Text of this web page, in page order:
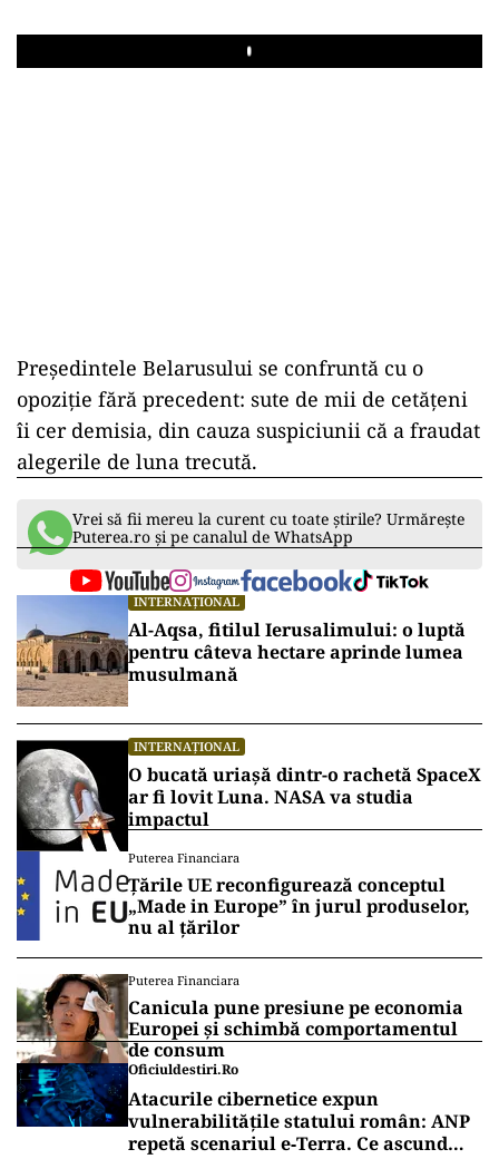
Play
Președintele Belarusului se confruntă cu o
opoziție fără precedent: sute de mii de cetățeni
îi cer demisia, din cauza suspiciunii că a fraudat
alegerile de luna trecută.
Vrei să fii mereu la curent cu toate știrile? Urmărește
Puterea.ro și pe canalul de WhatsApp
INTERNAȚIONAL
Al-Aqsa, fitilul Ierusalimului: o luptă
pentru câteva hectare aprinde lumea
musulmană
INTERNAȚIONAL
O bucată uriașă dintr-o rachetă SpaceX
ar fi lovit Luna. NASA va studia
impactul
Puterea Financiara
Țările UE reconfigurează conceptul
„Made in Europe” în jurul produselor,
nu al țărilor
Puterea Financiara
Canicula pune presiune pe economia
Europei și schimbă comportamentul
de consum
Oficiuldestiri.ro
Atacurile cibernetice expun
vulnerabilitățile statului român: ANP
repetă scenariul e‑Terra. Ce ascund